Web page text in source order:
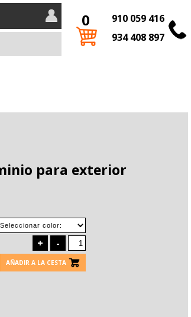
910 059 416
934 408 897
0
para exterior
+ -
AÑADIR A LA CESTA